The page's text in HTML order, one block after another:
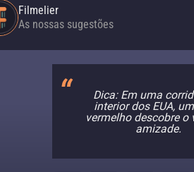
Filmelier
As nossas sugestões
Dica: Em uma
interior dos EUA,
vermelho descobre o
amizade.